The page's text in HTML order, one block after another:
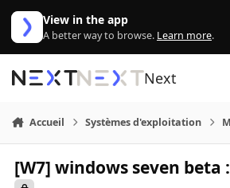
Aller au contenu
View in the app
A better way to browse. Learn more.
Next
Accueil Systèmes d'exploitation
[W7] windows seven beta